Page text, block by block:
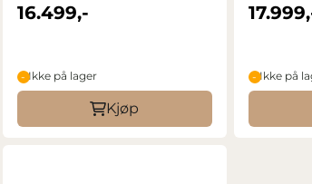
16.499,-
Ikke på lager
Kjøp
Ikke på